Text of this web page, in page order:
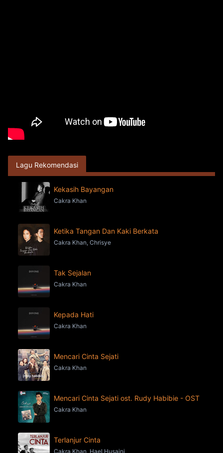
Lagu Rekomendasi
Kekasih Bayangan
Cakra Khan
Ketika Tangan Dan Kaki Berkata
Cakra Khan, Chrisye
Tak Sejalan
Cakra Khan
Kepada Hati
Cakra Khan
Mencari Cinta Sejati
Cakra Khan
Mencari Cinta Sejati ost. Rudy Habibie - OST
Cakra Khan
Terlanjur Cinta
Cakra Khan, Hael Husaini